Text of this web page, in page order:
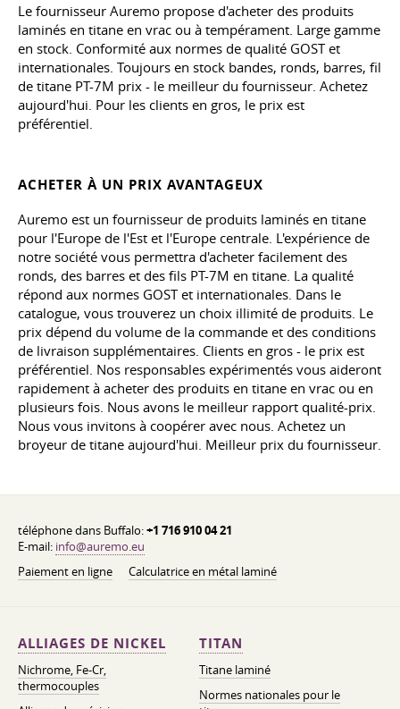
Le fournisseur Auremo propose d'acheter des produits
laminés en titane en vrac ou à tempérament. Large gamme
en stock. Conformité aux normes de qualité GOST et
internationales. Toujours en stock bandes, ronds, barres, fil
de titane PT-7M prix - le meilleur du fournisseur. Achetez
aujourd'hui. Pour les clients en gros, le prix est
préférentiel.
ACHETER À UN PRIX AVANTAGEUX
Auremo est un fournisseur de produits laminés en titane
pour l'Europe de l'Est et l'Europe centrale. L'expérience de
notre société vous permettra d'acheter facilement des
ronds, des barres et des fils PT-7M en titane. La qualité
répond aux normes GOST et internationales. Dans le
catalogue, vous trouverez un choix illimité de produits. Le
prix dépend du volume de la commande et des conditions
de livraison supplémentaires. Clients en gros - le prix est
préférentiel. Nos responsables expérimentés vous aideront
rapidement à acheter des produits en titane en vrac ou en
plusieurs fois. Nous avons le meilleur rapport qualité-prix.
Nous vous invitons à coopérer avec nous. Achetez un
broyeur de titane aujourd'hui. Meilleur prix du fournisseur.
téléphone dans Buffalo:+1 716 910 04 21
E-mail: info@auremo.eu
Paiement en ligne
Calculatrice en métal laminé
ALLIAGES DE NICKEL
Nichrome, Fe-Cr,
thermocouples
TITAN
Titane laminé
Normes nationales pour le